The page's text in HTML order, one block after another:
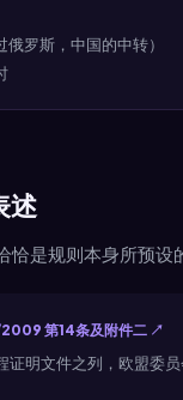
罗斯，中国的中转）
述
是规则本身所预设
第14条及附件二 ↗
证明文件之列，欧盟委